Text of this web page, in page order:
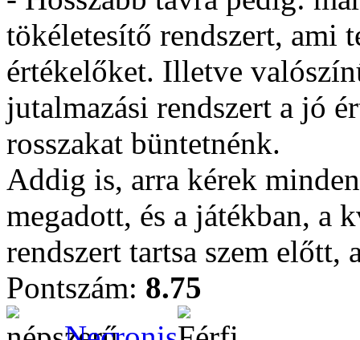
tökéletesítő rendszert, ami
értékelőket. Illetve
jutalmazási rendszert a jó
rosszakat büntetnénk.
Addig is, arra kérek
megadott, és a játékban, a
rendszert tartsa szem
Pontszám: 8.75